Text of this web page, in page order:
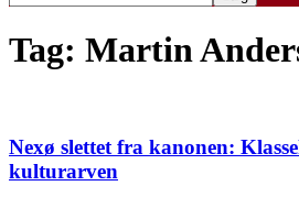
Tag: Martin
Nexø slettet fra kanonen:
kulturarven